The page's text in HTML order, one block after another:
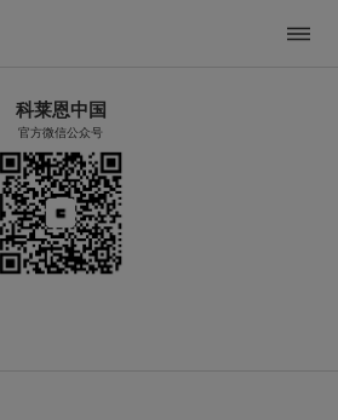
科莱恩中国
官方微信公众号